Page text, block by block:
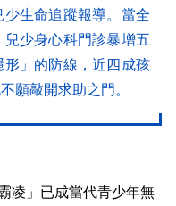
生命追蹤報導。當全
少身心科門診暴增五
」的防線，近四成孩
願敲開求助之門。
凌」已成當代青少年無